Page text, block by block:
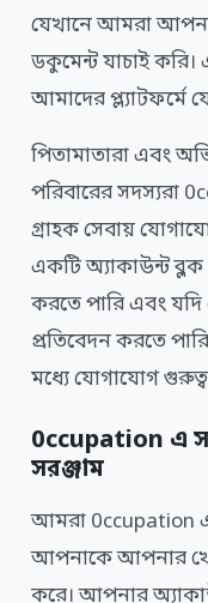
যেখানে আমরা
ডকুমেন্ট যাচাই করি।
আমাদের প্ল্যাটফর্মে
পিতামাতারা এবং
পরিবারের সদস্যরা
গ্রাহক সেবায়
একটি অ্যাকাউন্ট ব্লক
করতে পারি এবং
প্রতিবেদন করতে
মধ্যে যোগাযোগ
0ccupation এ
সরঞ্জাম
আমরা 0ccupation এ
আপনাকে আপনার
করে। আপনার